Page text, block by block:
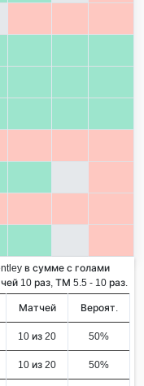
в сумме с голами
10 раз, ТМ 5.5 - 10 раз.
Матчей Вероят.
10 из 20 50%
10 из 20 50%